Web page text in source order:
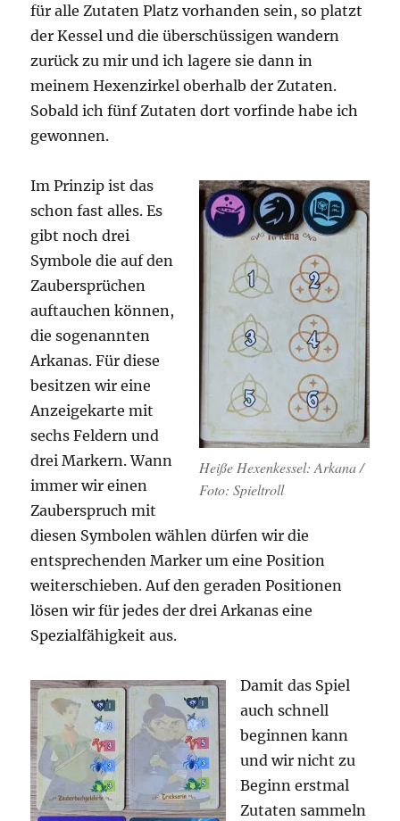
für alle Zutaten Platz vorhanden sein, so platzt
der Kessel und die überschüssigen wandern
zurück zu mir und ich lagere sie dann in
meinem Hexenzirkel oberhalb der Zutaten.
Sobald ich fünf Zutaten dort vorfinde habe ich
gewonnen.
Heiße Hexenkessel: Arkana /
Foto: Spieltroll
Im Prinzip ist das
schon fast alles. Es
gibt noch drei
Symbole die auf den
Zaubersprüchen
auftauchen können,
die sogenannten
Arkanas. Für diese
besitzen wir eine
Anzeigekarte mit
sechs Feldern und
drei Markern. Wann
immer wir einen
Zauberspruch mit
diesen Symbolen wählen dürfen wir die
entsprechenden Marker um eine Position
weiterschieben. Auf den geraden Positionen
lösen wir für jedes der drei Arkanas eine
Spezialfähigkeit aus.
Damit das Spiel
auch schnell
beginnen kann
und wir nicht zu
Beginn erstmal
Zutaten sammeln